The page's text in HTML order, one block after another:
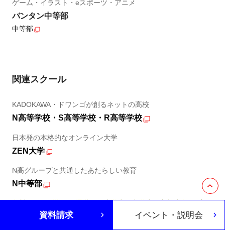
ゲーム・イラスト・eスポーツ・アニメ
バンタン中等部
中等部
関連スクール
KADOKAWA・ドワンゴが創るネットの高校
N高等学校・S高等学校・R高等学校
日本発の本格的なオンライン大学
ZEN大学
N高グループと共通したあたらしい教育
N中等部
角川ドワンゴ学園が運営する小学生・中学生・高校生向けプロ
グラミング教室
資料請求 イベント・説明会